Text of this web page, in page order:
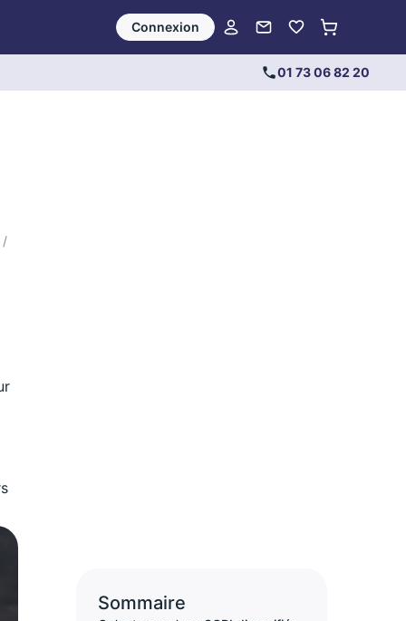
Connexion
01 73 06 82 20
/
Sommaire